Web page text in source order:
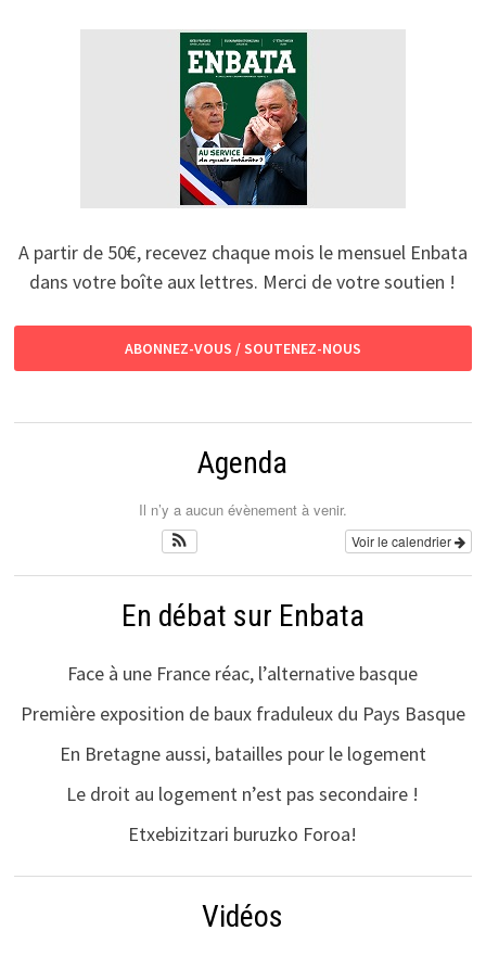
A partir de 50€, recevez chaque mois le mensuel Enbata
dans votre boîte aux lettres. Merci de votre soutien !
ABONNEZ-VOUS / SOUTENEZ-NOUS
Agenda
Il n’y a aucun évènement à venir.
Voir le calendrier
En débat sur Enbata
Face à une France réac, l’alternative basque
Première exposition de baux fraduleux du Pays Basque
En Bretagne aussi, batailles pour le logement
Le droit au logement n’est pas secondaire !
Etxebizitzari buruzko Foroa!
Vidéos